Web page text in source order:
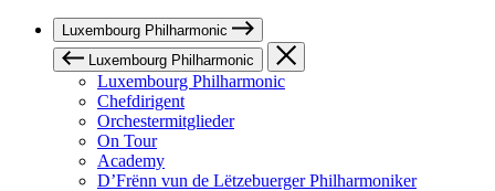
Luxembourg Philharmonic
Luxembourg Philharmonic
Luxembourg Philharmonic
Chefdirigent
Orchestermitglieder
On Tour
Academy
D’Frënn vun de Lëtzebuerger Philharmoniker